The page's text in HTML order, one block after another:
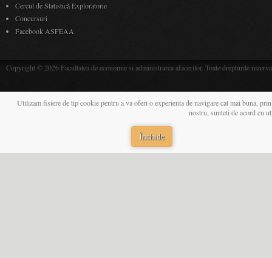
Cercul de Statistică Exploratorie
Concursuri
Facebook ASFEAA
Copyright © 2026 Facultatea de economie si administrarea afacerilor. Toate drepturile
Utilizam fisiere de tip cookie pentru a va oferi o experienta de navigare cat mai buna,
nostru, sunteti de acord cu
Închide